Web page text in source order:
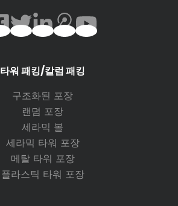
타워 패킹/칼럼 패킹
구조화된 포장
랜덤 포장
세라믹 볼
세라믹 타워 포장
메탈 타워 포장
플라스틱 타워 포장